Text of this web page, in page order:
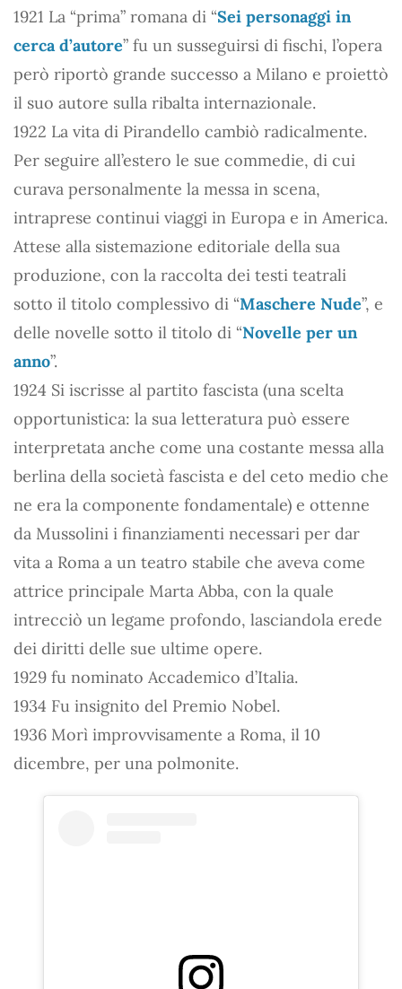
1921 La “prima” romana di “Sei personaggi in
cerca d’autore” fu un susseguirsi di fischi, l’opera
però riportò grande successo a Milano e proiettò
il suo autore sulla ribalta internazionale.
1922 La vita di Pirandello cambiò radicalmente.
Per seguire all’estero le sue commedie, di cui
curava personalmente la messa in scena,
intraprese continui viaggi in Europa e in America.
Attese alla sistemazione editoriale della sua
produzione, con la raccolta dei testi teatrali
sotto il titolo complessivo di “Maschere Nude”, e
delle novelle sotto il titolo di “Novelle per un
anno”.
1924 Si iscrisse al partito fascista (una scelta
opportunistica: la sua letteratura può essere
interpretata anche come una costante messa alla
berlina della società fascista e del ceto medio che
ne era la componente fondamentale) e ottenne
da Mussolini i finanziamenti necessari per dar
vita a Roma a un teatro stabile che aveva come
attrice principale Marta Abba, con la quale
intrecciò un legame profondo, lasciandola erede
dei diritti delle sue ultime opere.
1929 fu nominato Accademico d’Italia.
1934 Fu insignito del Premio Nobel.
1936 Morì improvvisamente a Roma, il 10
dicembre, per una polmonite.